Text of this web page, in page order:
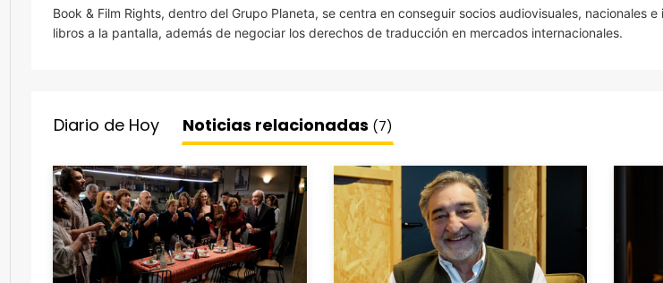
Book & Film Rights, dentro del Grupo Planeta, se centra en conseguir socios audiovisuales, nacionales
libros a la pantalla, además de negociar los derechos de traducción en mercados internacionales.
Diario de Hoy Noticias relacionadas (7)